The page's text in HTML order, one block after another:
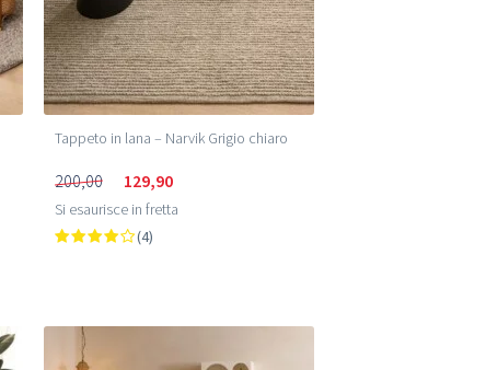
Tappeto in lana – Narvik Grigio chiaro
200,00 129,90
Si esaurisce in fretta
(4)